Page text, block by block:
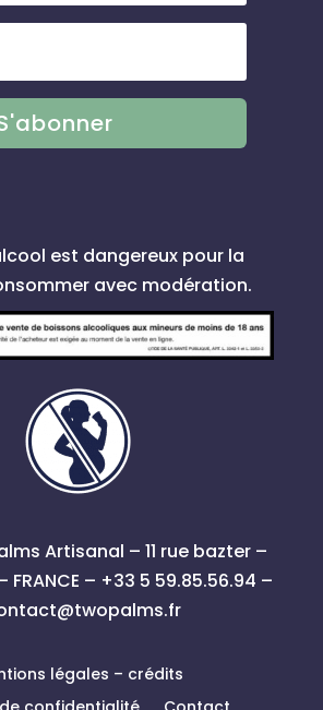
est dangereux pour la
avec modération.
Artisanal – 11 rue bazter –
FRANCE – +33 5 59.85.56.94 –
légales – crédits